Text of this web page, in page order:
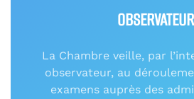
La Chambre veille, par
observateur, au
examens auprès des